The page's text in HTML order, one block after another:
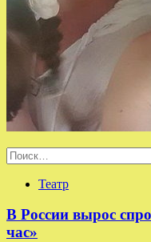
Найти:
Театр
В России вырос
час»